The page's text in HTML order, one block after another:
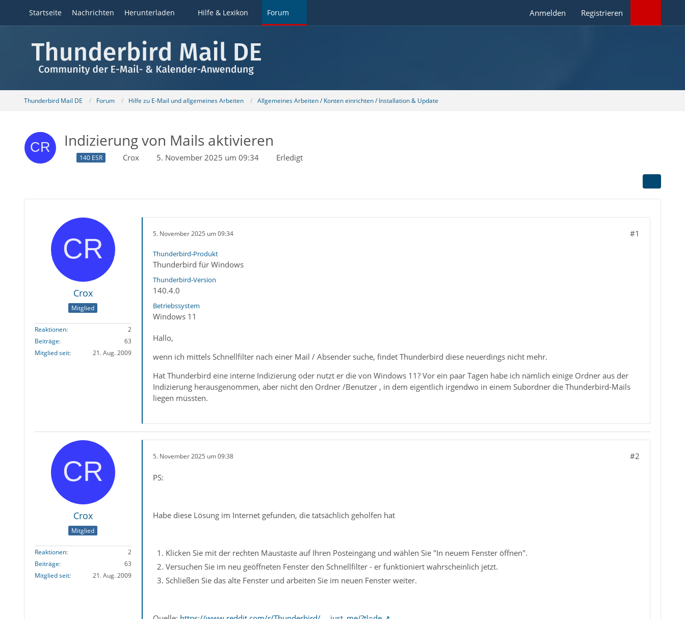
Startseite Nachrichten Herunterladen Hilfe & Lexikon Forum Anmelden Registrieren
Thunderbird Mail DE Forum Hilfe zu E-Mail und allgemeines Arbeiten Allgemeines Arbeiten / Konten einrichten / Installation & Update
Indizierung von Mails aktivieren
140 ESR Crox 5. November 2025 um 09:34 Erledigt
Crox
Mitglied
Reaktionen
2
Beiträge
63
Mitglied seit
21. Aug. 2009
5. November 2025 um 09:34 #1
Thunderbird-Produkt
Thunderbird für Windows
Thunderbird-Version
140.4.0
Betriebssystem
Windows 11
Hallo,
wenn ich mittels Schnellfilter nach einer Mail / Absender suche, findet Thunderbird diese neuerdings nicht mehr.
Hat Thunderbird eine interne Indizierung oder nutzt er die von Windows 11? Vor ein paar Tagen habe ich nämlich einige Ordner aus der
Indizierung herausgenommen, aber nicht den Ordner /Benutzer , in dem eigentlich irgendwo in einem Subordner die Thunderbird-Mails
liegen müssten.
Crox
Mitglied
Reaktionen
2
Beiträge
63
Mitglied seit
21. Aug. 2009
5. November 2025 um 09:38 #2
PS:
Habe diese Lösung im Internet gefunden, die tatsächlich geholfen hat
Klicken Sie mit der rechten Maustaste auf Ihren Posteingang und wählen Sie "In neuem Fenster öffnen".
Versuchen Sie im neu geöffneten Fenster den Schnellfilter - er funktioniert wahrscheinlich jetzt.
Schließen Sie das alte Fenster und arbeiten Sie im neuen Fenster weiter.